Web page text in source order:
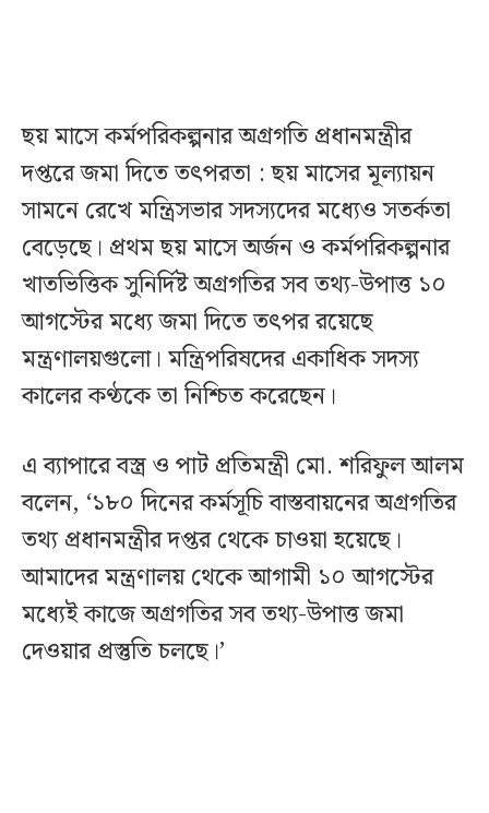
ছয় মাসে কর্মপরিকল্পনার অগ্রগতি প্রধানমন্ত্রীর
দপ্তরে জমা দিতে তৎপরতা : ছয় মাসের মূল্যায়ন
সামনে রেখে মন্ত্রিসভার সদস্যদের মধ্যেও সতর্কতা
বেড়েছে। প্রথম ছয় মাসে অর্জন ও কর্মপরিকল্পনার
খাতভিত্তিক সুনির্দিষ্ট অগ্রগতির সব তথ্য-উপাত্ত ১০
আগস্টের মধ্যে জমা দিতে তৎপর রয়েছে
মন্ত্রণালয়গুলো। মন্ত্রিপরিষদের একাধিক সদস্য
কালের কণ্ঠকে তা নিশ্চিত করেছেন।
এ ব্যাপারে বস্ত্র ও পাট প্রতিমন্ত্রী মো. শরিফুল আলম
বলেন, ‘১৮০ দিনের কর্মসূচি বাস্তবায়নের অগ্রগতির
তথ্য প্রধানমন্ত্রীর দপ্তর থেকে চাওয়া হয়েছে।
আমাদের মন্ত্রণালয় থেকে আগামী ১০ আগস্টের
মধ্যেই কাজে অগ্রগতির সব তথ্য-উপাত্ত জমা
দেওয়ার প্রস্তুতি চলছে।’